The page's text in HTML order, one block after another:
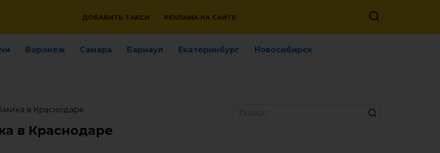
ДОБАВИТЬ ТАКСИ РЕКЛАМА НА САЙТЕ
Воронеж Самара Барнаул Екатеринбург Новосибирск
в Краснодаре
в Краснодаре
Search